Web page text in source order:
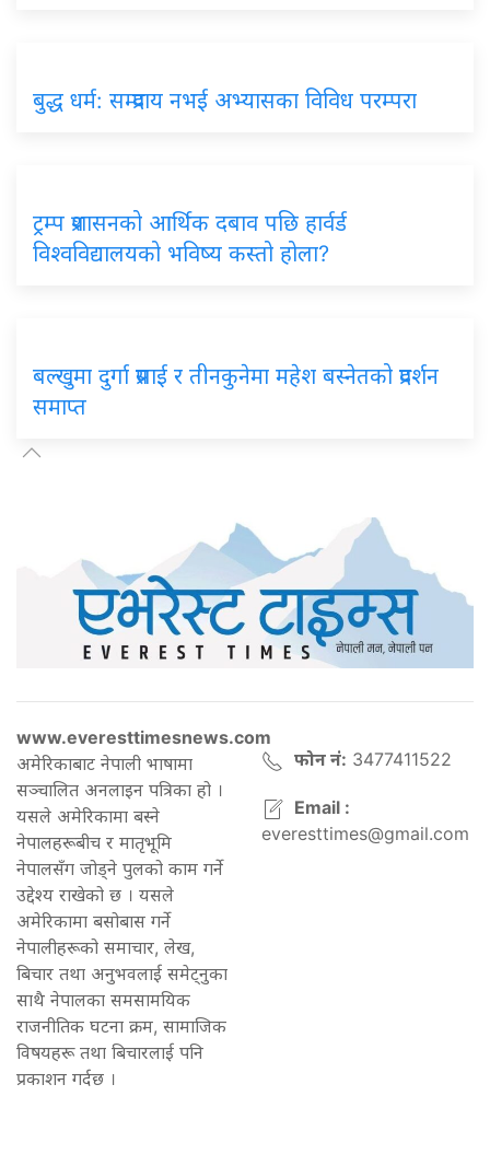
बुद्ध धर्म: सम्प्रदाय नभई अभ्यासका विविध परम्परा
ट्रम्प प्रशासनको आर्थिक दबाव पछि हार्वर्ड
विश्वविद्यालयको भविष्य कस्तो होला?
बल्खुमा दुर्गा प्रसाई र तीनकुनेमा महेश बस्नेतको प्रदर्शन
समाप्त
www.everesttimesnews.com
अमेरिकाबाट नेपाली भाषामा
सञ्चालित अनलाइन पत्रिका हो ।
यसले अमेरिकामा बस्ने
नेपालहरूबीच र मातृभूमि
नेपालसँग जोड्ने पुलको काम गर्ने
उद्देश्य राखेको छ । यसले
अमेरिकामा बसोबास गर्ने
नेपालीहरूको समाचार, लेख,
बिचार तथा अनुभवलाई समेट्नुका
साथै नेपालका समसामयिक
राजनीतिक घटना क्रम, सामाजिक
विषयहरू तथा बिचारलाई पनि
प्रकाशन गर्दछ ।
फोन नं: 3477411522
Email :
everesttimes@gmail.com